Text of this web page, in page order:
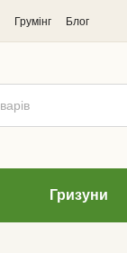
Грумінг
Блог
Гризуни